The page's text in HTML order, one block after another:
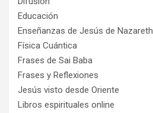
Educación
Enseñanzas de Jesús de Nazareth
Física Cuántica
Frases de Sai Baba
Frases y Reflexiones
Jesús visto desde Oriente
Libros espirituales online